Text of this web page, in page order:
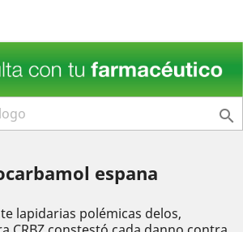

espana
lapidarias polémicas delos,